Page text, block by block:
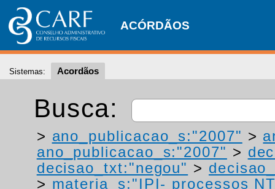
ACÓRDÃOS
Sistemas: Acordãos
Busca:
> ano_publicacao_s:"2007" >
ano_publicacao_s:"2007" >
decisao_txt:"negou" >
> materia_s:"IPI- processos